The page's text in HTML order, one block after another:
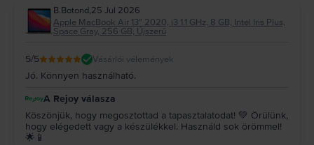
B.Botond,25 Jul 2026
Apple MacBook Air 13″ 2020, i3 1.1 GHz, 8 GB, Intel Iris Plus,
Space Gray, 256 GB, Újszerű
5/5 Vásárlói vélemények
Jó. Könnyen használható.
A Rejoy válasza
Köszönjük, hogy megosztottad a tapasztalatodat! 💚 Örülünk,
hogy elégedett vagy a készülékkel. Használd sok örömmel!
🌟📱